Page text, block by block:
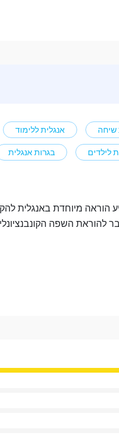
שיחה אנגלית ללימוד
לילדים בגרות אנגלית
הוראה מיוחדת באנגלית
להוראת השפה